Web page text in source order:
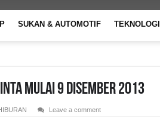
SUKAN & AUTOMOTIF TEKNOLOGI
Mulai 9 Disember 2013
Leave a comment